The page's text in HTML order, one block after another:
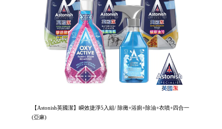
【Astonish英國潔】瞬效捷淨5入組/ 除黴+浴廁+除油+衣噴+四合一
(亞麻)